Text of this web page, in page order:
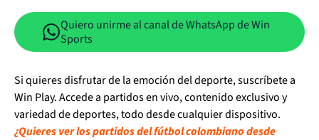
Quiero unirme al canal de WhatsApp de Win
Sports
Si quieres disfrutar de la emoción del deporte, suscríbete a
Win Play. Accede a partidos en vivo, contenido exclusivo y
variedad de deportes, todo desde cualquier dispositivo.
¿Quieres ver los partidos del fútbol colombiano desde